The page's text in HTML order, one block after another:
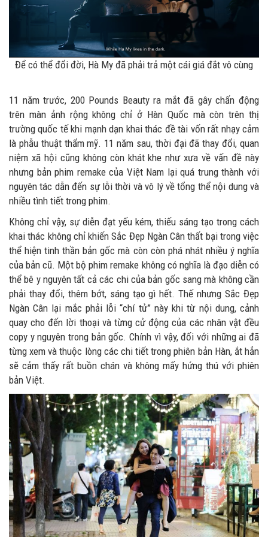
Để có thể đổi đời, Hà My đã phải trả một cái giá đắt vô cùng
11 năm trước, 200 Pounds Beauty ra mắt đã gây chấn động
trên màn ảnh rộng không chỉ ở Hàn Quốc mà còn trên thị
trường quốc tế khi mạnh dạn khai thác đề tài vốn rất nhạy cảm
là phẫu thuật thẩm mỹ. 11 năm sau, thời đại đã thay đổi, quan
niệm xã hội cũng không còn khát khe như xưa về vấn đề này
nhưng bản phim remake của Việt Nam lại quá trung thành với
nguyên tác dẫn đến sự lỗi thời và vô lý về tổng thể nội dung và
nhiều tình tiết trong phim.
Không chỉ vậy, sự diễn đạt yếu kém, thiếu sáng tạo trong cách
khai thác không chỉ khiến Sắc Đẹp Ngàn Cân thất bại trong việc
thể hiện tinh thần bản gốc mà còn còn phá nhát nhiều ý nghĩa
của bản cũ. Một bộ phim remake không có nghĩa là đạo diễn có
thể bê y nguyên tất cả các chi của bản gốc sang mà không cần
phải thay đổi, thêm bớt, sáng tạo gì hết. Thế nhưng Sắc Đẹp
Ngàn Cân lại mắc phải lỗi “chí tử” này khi từ nội dung, cảnh
quay cho đến lời thoại và từng cử động của các nhân vật đều
copy y nguyên trong bản gốc. Chính vì vậy, đối với những ai đã
từng xem và thuộc lòng các chi tiết trong phiên bản Hàn, ắt hẳn
sẽ cảm thấy rất buồn chán và không mấy hứng thú với phiên
bản Việt.